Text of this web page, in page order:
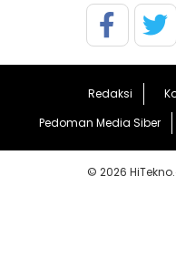
Redaksi
Pedoman Media Siber
© 2026